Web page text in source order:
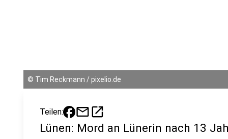
© Tim Reckmann / pixelio.de
Teilen: mailopen_in_new
Lünen: Mord an Lünerin nach 13